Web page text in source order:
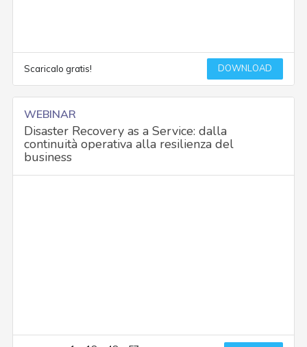
Scaricalo gratis! DOWNLOAD
WEBINAR
Disaster Recovery as a Service: dalla
continuità operativa alla resilienza del
business